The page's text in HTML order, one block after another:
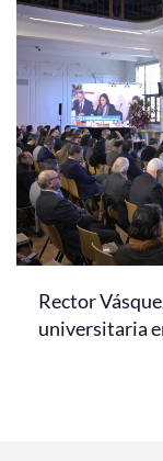
Rector
universitaria